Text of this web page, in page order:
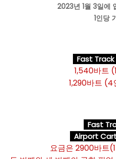
2023년 1월 3일에
1인당
Fast
1,540바트
1,290바트
Fast
Airport
요금은 2900바트